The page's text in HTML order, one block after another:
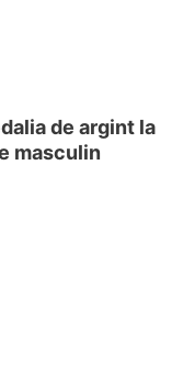
de argint la
masculin